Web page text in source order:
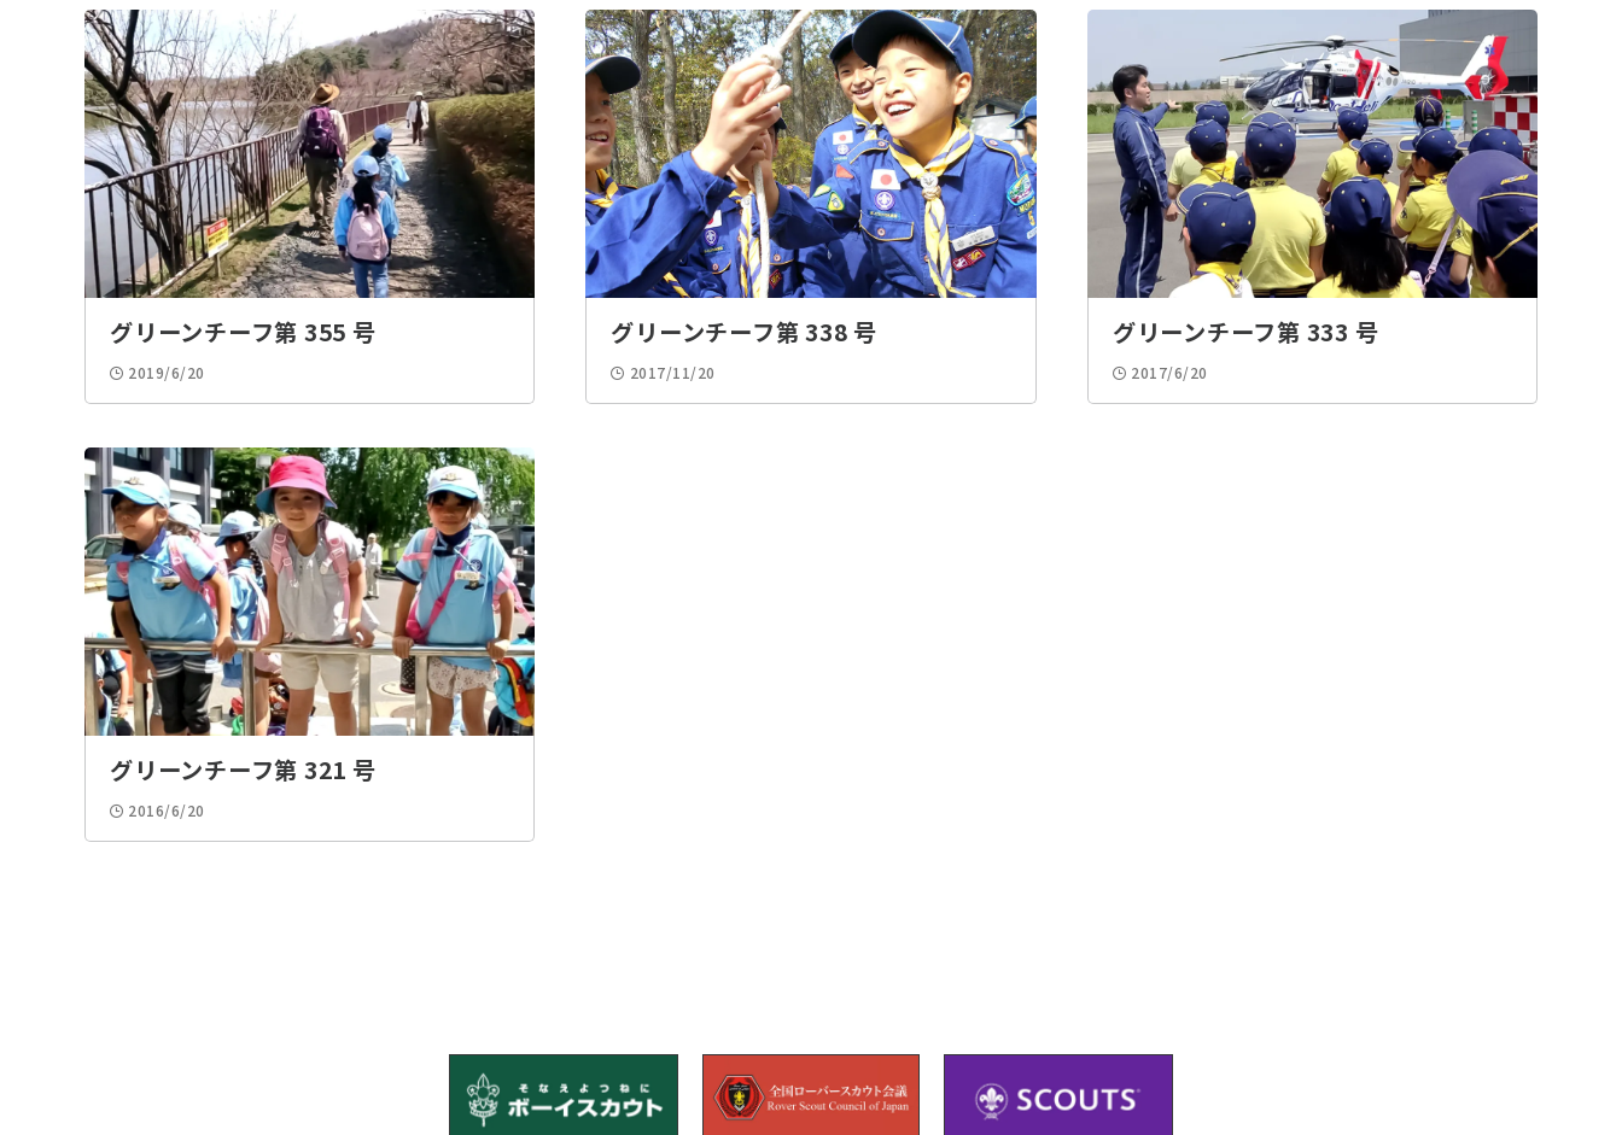
グリーンチーフ第 355 号
2019/6/20
グリーンチーフ第 338 号
2017/11/20
グリーンチーフ第 333 号
2017/6/20
グリーンチーフ第 321 号
2016/6/20